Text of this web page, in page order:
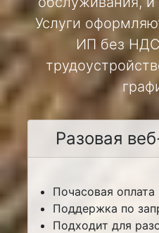
Услуги
ИП без
Разовая
Почасовая оплата
Поддержка по
Подходит для